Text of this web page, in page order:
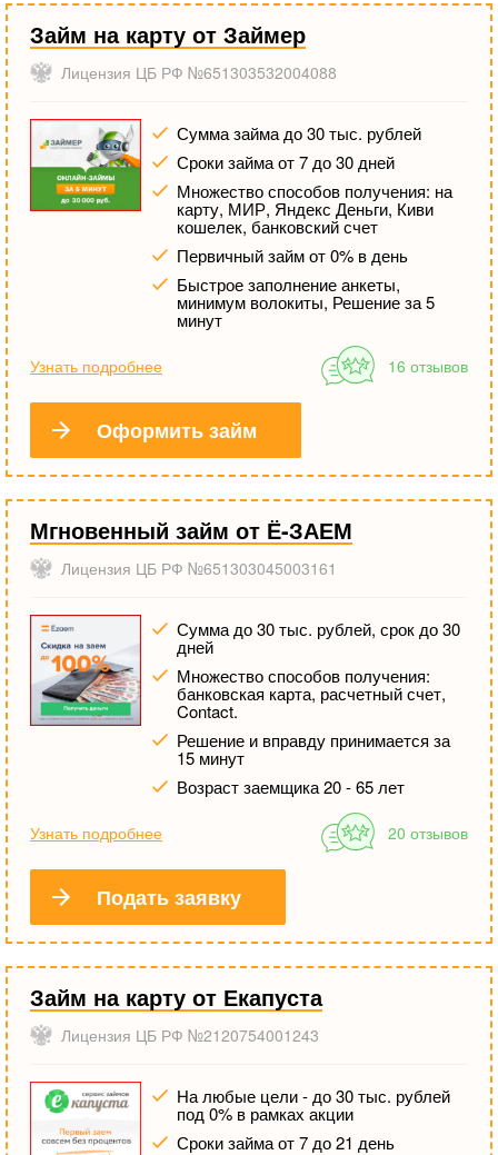
Займ на карту от Займер
Лицензия ЦБ РФ №651303532004088
Сумма займа до 30 тыс. рублей
Сроки займа от 7 до 30 дней
Множество способов получения: на
карту, МИР, Яндекс Деньги, Киви
кошелек, банковский счет
Первичный займ от 0% в день
Быстрое заполнение анкеты,
минимум волокиты, Решение за 5
минут
Узнать подробнее 16 отзывов
Оформить займ
Мгновенный займ от Ё-ЗАЕМ
Лицензия ЦБ РФ №651303045003161
Сумма до 30 тыс. рублей, срок до 30
дней
Множество способов получения:
банковская карта, расчетный счет,
Contact.
Решение и вправду принимается за
15 минут
Возраст заемщика 20 - 65 лет
Узнать подробнее 20 отзывов
Подать заявку
Займ на карту от Екапуста
Лицензия ЦБ РФ №2120754001243
На любые цели - до 30 тыс. рублей
под 0% в рамках акции
Сроки займа от 7 до 21 день